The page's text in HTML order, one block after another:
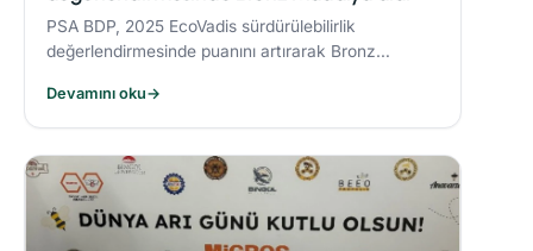
PSA BDP, 2025 EcoVadis sürdürülebilirlik
değerlendirmesinde puanını artırarak Bronz
seviyesine yükseldi ve karbon yönetiminde
‘Leader’ kategorisine yerleşti.
Devamını oku→